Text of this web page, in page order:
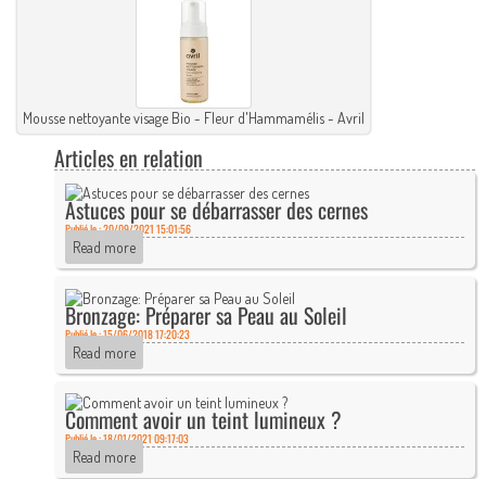
Mousse nettoyante visage Bio - Fleur d'Hammamélis - Avril
Articles en relation
Astuces pour se débarrasser des cernes
Publié le : 20/09/2021 15:01:56
Read more
Bronzage: Préparer sa Peau au Soleil
Publié le : 15/06/2018 17:20:23
Read more
Comment avoir un teint lumineux ?
Publié le : 18/01/2021 09:17:03
Read more